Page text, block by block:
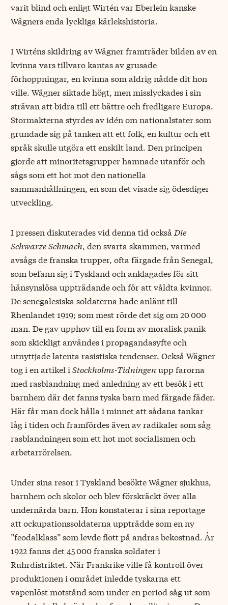
varit blind och enligt Wirtén var Eberlein kanske
Wägners enda lyckliga kärlekshistoria.
I Wirténs skildring av Wägner framträder bilden av en
kvinna vars tillvaro kantas av grusade
förhoppningar, en kvinna som aldrig nådde dit hon
ville. Wägner siktade högt, men misslyckades i sin
strävan att bidra till ett bättre och fredligare Europa.
Stormakterna styrdes av idén om nationalstater som
grundade sig på tanken att ett folk, en kultur och ett
språk skulle utgöra ett enskilt land. Den principen
gjorde att minoritetsgrupper hamnade utanför och
sågs som ett hot mot den nationella
sammanhållningen, en som det visade sig ödesdiger
utveckling.
I pressen diskuterades vid denna tid också Die
Schwarze Schmach, den svarta skammen, varmed
avsågs de franska trupper, ofta färgade från Senegal,
som befann sig i Tyskland och anklagades för sitt
hänsynslösa uppträdande och för att våldta kvinnor.
De senegalesiska soldaterna hade anlänt till
Rhenlandet 1919; som mest rörde det sig om 20 000
man. De gav upphov till en form av moralisk panik
som skickligt användes i propagandasyfte och
utnyttjade latenta rasistiska tendenser. Också Wägner
tog i en artikel iStockholms-Tidningen upp farorna
med rasblandning med anledning av ett besök i ett
barnhem där det fanns tyska barn med färgade fäder.
Här får man dock hålla i minnet att sådana tankar
låg i tiden och framfördes även av radikaler som såg
rasblandningen som ett hot mot socialismen och
arbetarrörelsen.
Under sina resor i Tyskland besökte Wägner sjukhus,
barnhem och skolor och blev förskräckt över alla
undernärda barn. Hon konstaterar i sina reportage
att ockupationssoldaterna uppträdde som en ny
”feodalklass” som levde flott på andras bekostnad. År
1922 fanns det 45 000 franska soldater i
Ruhrdistriktet. När Frankrike ville få kontroll över
produktionen i området inledde tyskarna ett
vapenlöst motstånd som under en period såg ut som